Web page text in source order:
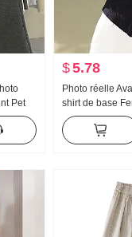
Pet
$5.78
Photo réelle
shirt de base
l'automne
Col polo Top